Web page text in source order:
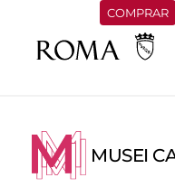
COMPRAR
MUSEI